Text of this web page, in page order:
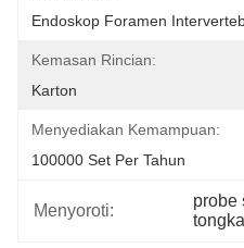
Endoskop Foramen
Kemasan Rincian:
Karton
Menyediakan Kemampuan:
100000 Set Per Tahun
Menyoroti:
probe